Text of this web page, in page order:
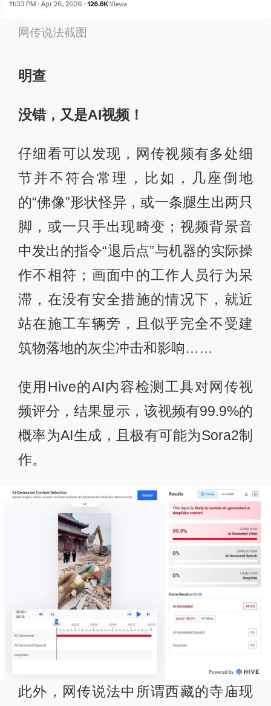
网传说法截图
明查
没错，又是AI视频！
仔细看可以发现，网传视频有多处细
节并不符合常理，比如，几座倒地
的“佛像”形状怪异，或一条腿生出两只
脚，或一只手出现畸变；视频背景音
中发出的指令“退后点”与机器的实际操
作不相符；画面中的工作人员行为呆
滞，在没有安全措施的情况下，就近
站在施工车辆旁，且似乎完全不受建
筑物落地的灰尘冲击和影响……
使用Hive的AI内容检测工具对网传视
频评分，结果显示，该视频有99.9%的
概率为AI生成，且极有可能为Sora2制
作。
此外，网传说法中所谓西藏的寺庙现